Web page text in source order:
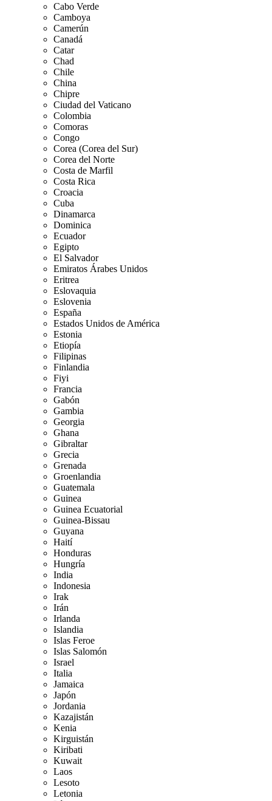
Cabo Verde
Camboya
Camerún
Canadá
Catar
Chad
Chile
China
Chipre
Ciudad del Vaticano
Colombia
Comoras
Congo
Corea (Corea del Sur)
Corea del Norte
Costa de Marfil
Costa Rica
Croacia
Cuba
Dinamarca
Dominica
Ecuador
Egipto
El Salvador
Emiratos Árabes Unidos
Eritrea
Eslovaquia
Eslovenia
España
Estados Unidos de América
Estonia
Etiopía
Filipinas
Finlandia
Fiyi
Francia
Gabón
Gambia
Georgia
Ghana
Gibraltar
Grecia
Grenada
Groenlandia
Guatemala
Guinea
Guinea Ecuatorial
Guinea-Bissau
Guyana
Haití
Honduras
Hungría
India
Indonesia
Irak
Irán
Irlanda
Islandia
Islas Feroe
Islas Salomón
Israel
Italia
Jamaica
Japón
Jordania
Kazajistán
Kenia
Kirguistán
Kiribati
Kuwait
Laos
Lesoto
Letonia